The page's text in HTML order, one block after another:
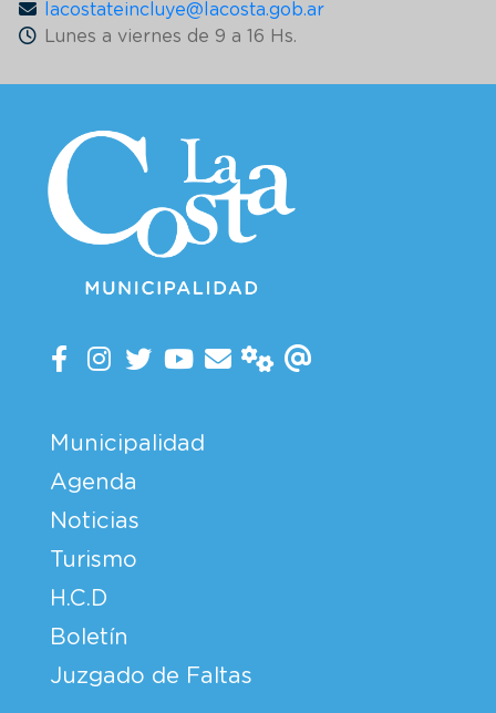
lacostateincluye@lacosta.gob.ar
Lunes a viernes de 9 a 16 Hs.
Municipalidad
Agenda
Noticias
Turismo
H.C.D
Boletín
Juzgado de Faltas